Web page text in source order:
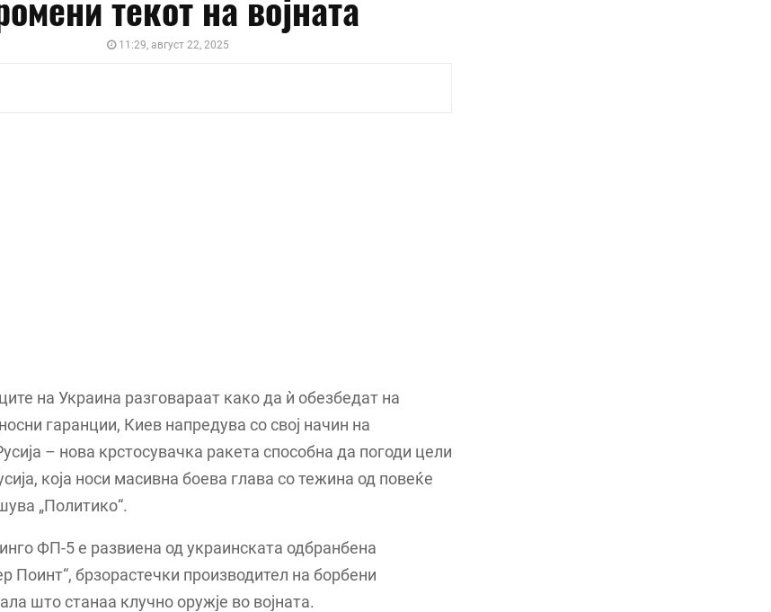
11:29, август 22, 2025
на Украина разговараат како да ѝ обезбедат на
гаранции, Киев напредува со свој начин на
– нова крстосувачка ракета способна да погоди цели
која носи масивна боева глава со тежина од повеќе
„Политико“.
ФП-5 e развиена од украинската одбранбена
Поинт“, брзорастечки производител на борбени
што станаа клучно оружје во војната.